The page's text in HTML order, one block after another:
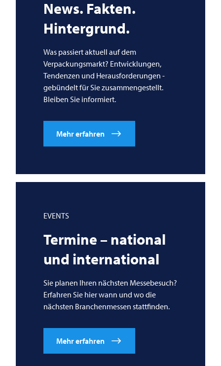
News. Fakten.
Hintergrund.
Was passiert aktuell auf dem
Verpackungsmarkt? Entwicklungen,
Tendenzen und Herausforderungen -
gebündelt für Sie zusammengestellt.
Bleiben Sie informiert.
Mehr erfahren
EVENTS
Termine – national
und international
Sie planen Ihren nächsten Messebesuch?
Erfahren Sie hier wann und wo die
nächsten Branchenmessen stattfinden.
Mehr erfahren